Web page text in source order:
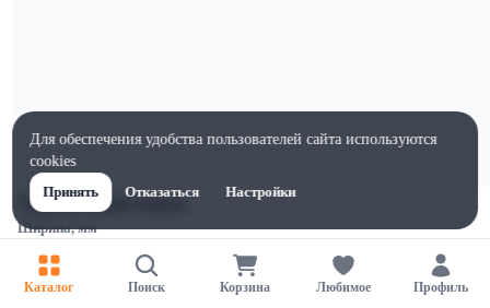
Характеристики
Ширина, мм
Высота, мм
Каталог Поиск Корзина Любимое Профиль
Для обеспечения удобства пользователей сайта используются
cookies
Принять
Отказаться Настройки